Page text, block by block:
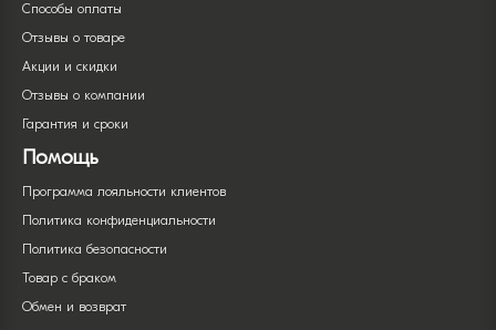
Способы оплаты
Отзывы о товаре
Акции и скидки
Отзывы о компании
Гарантия и сроки
Помощь
Программа лояльности клиентов
Политика конфиденциальности
Политика безопасности
Товар с браком
Обмен и возврат